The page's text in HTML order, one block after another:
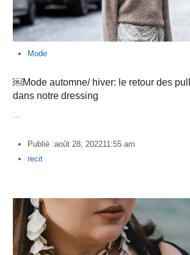
Mode
￼Mode automne/ hiver: le retour des
dans notre dressing
…
Publié :août 28, 202211:55 am
Author
recit